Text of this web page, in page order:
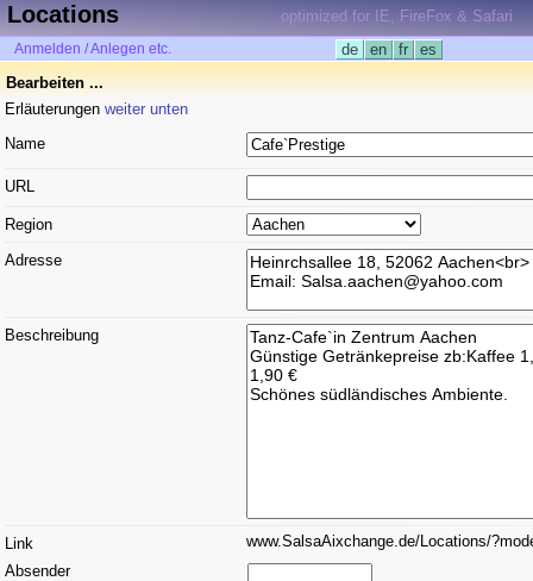
Locations optimized for IE, FireFox & Safari
Anmelden / Anlegen etc. de en fr
es
Bearbeiten ...
Erläuterungen weiter unten
Name
URL
Region
Adresse
Beschreibung
Link
www.SalsaAixchange.de/Locations/
Absender